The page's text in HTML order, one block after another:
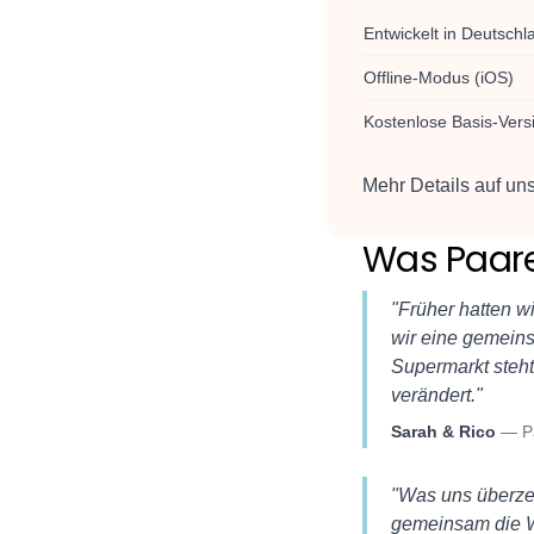
Entwickelt in
Offline-Modus (iOS)
Kostenlose Basis-
Mehr Details auf
Was
"Früher hatten
wir eine
Supermarkt
verändert."
Sarah & Rico —
"Was uns
gemeinsam die